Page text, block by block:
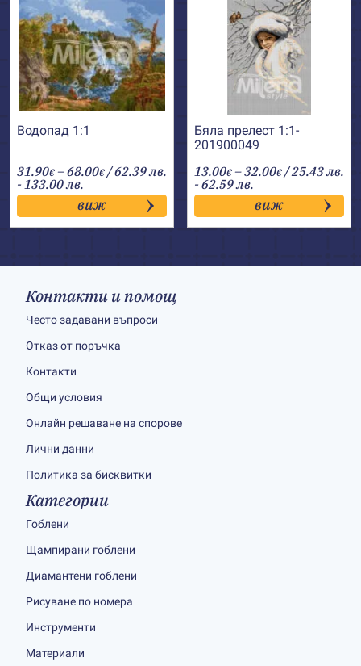
Водопад 1:1
31.90€ –68.00€Price
range:
31.90€
through
68.00€
/ 62.39 лв.
- 133.00 лв.
виж
Бяла прелест 1:1-
201900049
13.00€ –32.00€Price
range:
13.00€
through
32.00€
/ 25.43 лв.
- 62.59 лв.
виж
Контакти и помощ
Често задавани въпроси
Отказ от поръчка
Контакти
Общи условия
Онлайн решаване на спорове
Лични данни
Политика за бисквитки
Категории
Гоблени
Щампирани гоблени
Диамантени гоблени
Рисуване по номера
Инструменти
Материали